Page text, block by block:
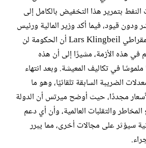
بتمرير هذا التخفيض بالكامل إلى
ودون قيود، فيما أكد وزير المالية ورئيس
الحزب الاشتراكي الديمقراطي Lars Klingbeil أن الحكومة لن
في هذه الأزمة، مشيرًا إلى أن هذه
في تكاليف المعيشة. وبعد انتهاء
الضريبة السابقة تلقائيًا، وهو ما
مجددًا، حيث أوضح ميرتس أن الدولة
والتقلبات العالمية، وأن أي دعم
سيؤثر على مجالات أخرى، مما يبرر